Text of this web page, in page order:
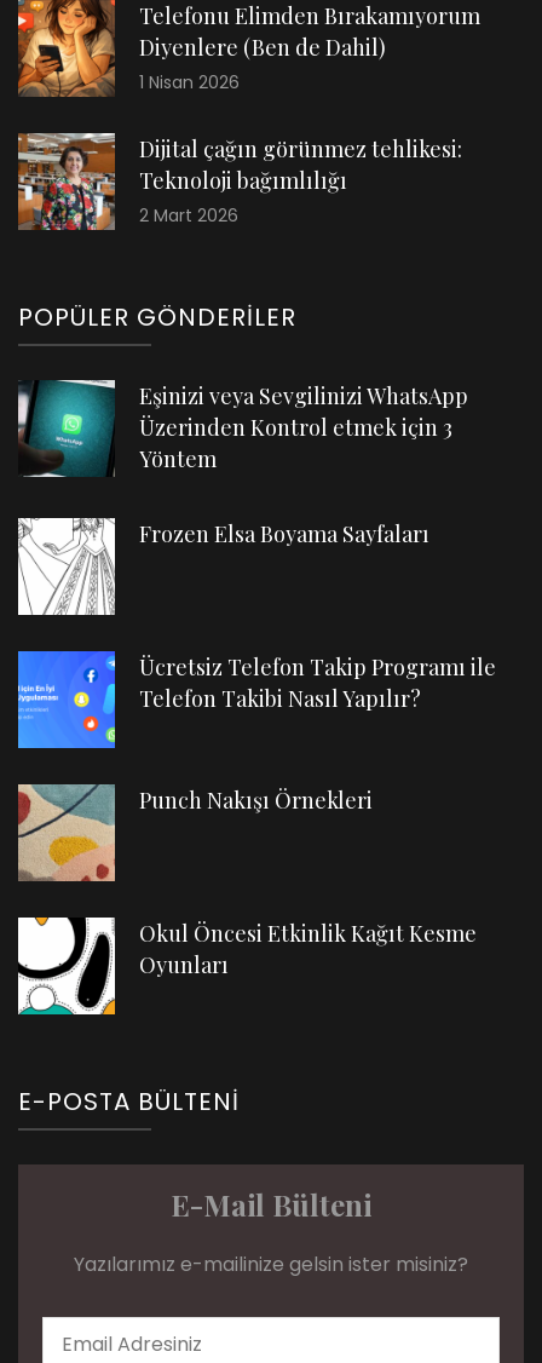
Telefonu Elimden Bırakamıyorum
Diyenlere (Ben de Dahil)
1 Nisan 2026
Dijital çağın görünmez tehlikesi:
Teknoloji bağımlılığı
2 Mart 2026
POPÜLER GÖNDERILER
Eşinizi veya Sevgilinizi WhatsApp
Üzerinden Kontrol etmek için 3
Yöntem
Frozen Elsa Boyama Sayfaları
Ücretsiz Telefon Takip Programı ile
Telefon Takibi Nasıl Yapılır?
Punch Nakışı Örnekleri
Okul Öncesi Etkinlik Kağıt Kesme
Oyunları
E-POSTA BÜLTENI
E-Mail Bülteni
Yazılarımız e-mailinize gelsin ister misiniz?